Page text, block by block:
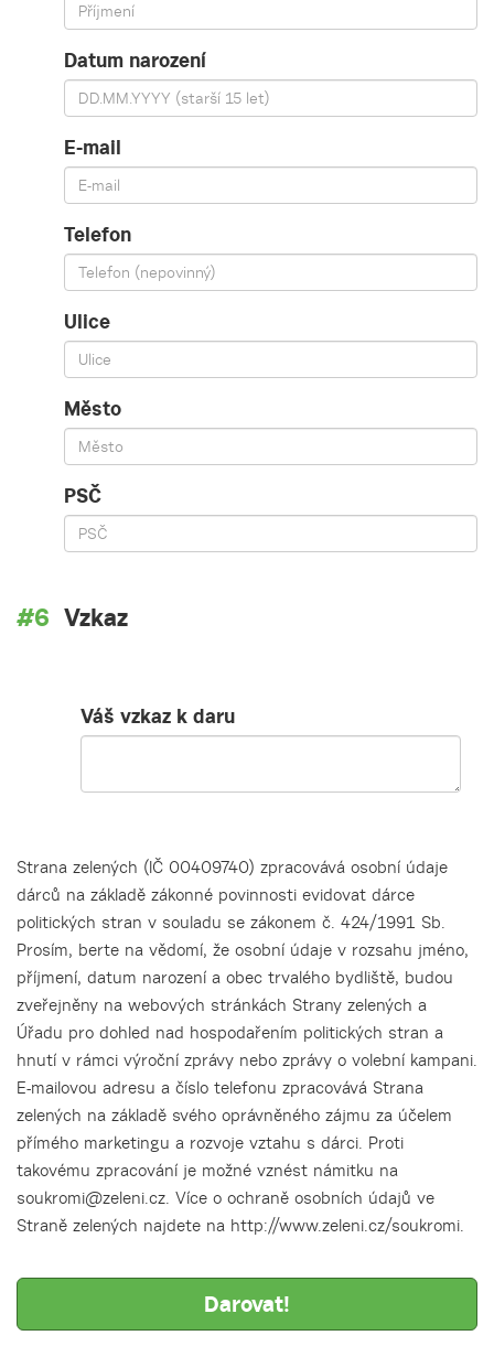
Datum narození
E-mail
Telefon
Ulice
Město
PSČ
Vzkaz
Váš vzkaz k daru
Strana zelených (IČ 00409740) zpracovává osobní údaje
dárců na základě zákonné povinnosti evidovat dárce
politických stran v souladu se zákonem č. 424/1991 Sb.
Prosím, berte na vědomí, že osobní údaje v rozsahu jméno,
příjmení, datum narození a obec trvalého bydliště, budou
zveřejněny na webových stránkách Strany zelených a
Úřadu pro dohled nad hospodařením politických stran a
hnutí v rámci výroční zprávy nebo zprávy o volební kampani.
E-mailovou adresu a číslo telefonu zpracovává Strana
zelených na základě svého oprávněného zájmu za účelem
přímého marketingu a rozvoje vztahu s dárci. Proti
takovému zpracování je možné vznést námitku na
soukromi@zeleni.cz. Více o ochraně osobních údajů ve
Straně zelených najdete na http://www.zeleni.cz/soukromi.
Darovat!